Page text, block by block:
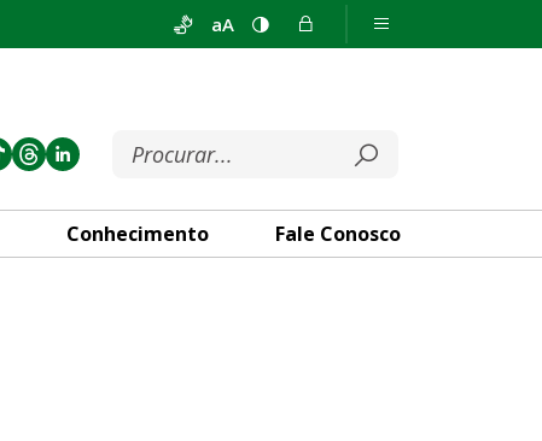
aA
Conhecimento Fale Conosco